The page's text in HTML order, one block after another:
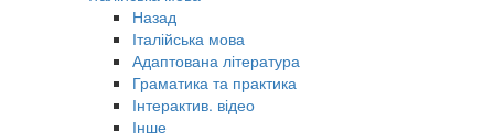
Назад
Італійська мова
Адаптована література
Граматика та практика
Інтерактив. відео
Інше